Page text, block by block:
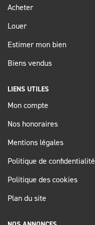
Acheter
Louer
Estimer mon bien
Biens vendus
LIENS UTILES
Mon compte
Nos honoraires
Mentions légales
Politique de confidentialité
Politique des cookies
Plan du site